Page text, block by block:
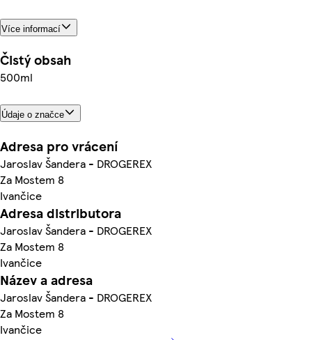
Více informací
Čistý obsah
500ml
Údaje o značce
Adresa pro vrácení
Jaroslav Šandera - DROGEREX
Za Mostem 8
Ivančice
Adresa distributora
Jaroslav Šandera - DROGEREX
Za Mostem 8
Ivančice
Název a adresa
Jaroslav Šandera - DROGEREX
Za Mostem 8
Ivančice